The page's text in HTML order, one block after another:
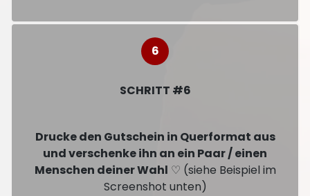
SCHRITT #6
Drucke den Gutschein in Querformat aus
und verschenke ihn an ein Paar / einen
Menschen deiner Wahl ♡ (siehe Beispiel im
Screenshot unten)